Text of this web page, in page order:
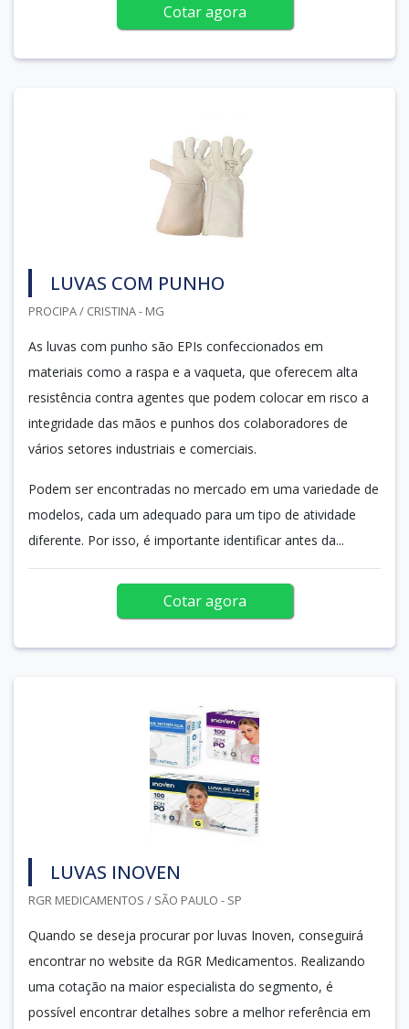
Cotar agora
LUVAS COM PUNHO
PROCIPA / CRISTINA - MG
As luvas com punho são EPIs confeccionados em
materiais como a raspa e a vaqueta, que oferecem alta
resistência contra agentes que podem colocar em risco a
integridade das mãos e punhos dos colaboradores de
vários setores industriais e comerciais.
Podem ser encontradas no mercado em uma variedade de
modelos, cada um adequado para um tipo de atividade
diferente. Por isso, é importante identificar antes da...
Cotar agora
LUVAS INOVEN
RGR MEDICAMENTOS / SÃO PAULO - SP
Quando se deseja procurar por luvas Inoven, conseguirá
encontrar no website da RGR Medicamentos. Realizando
uma cotação na maior especialista do segmento, é
possível encontrar detalhes sobre a melhor referência em